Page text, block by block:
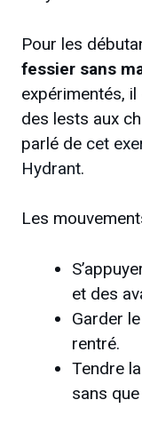
Pour les
fessier sans
expérimentés,
des lests aux
parlé de cet
Hydrant.
Les
et des
Garder
rentré.
Tendre
sans